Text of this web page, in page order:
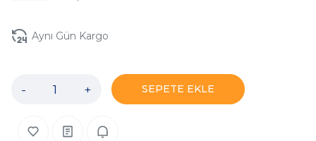
Aynı Gün Kargo
- + SEPETE EKLE